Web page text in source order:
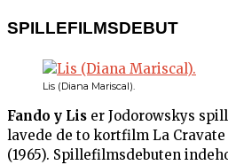
SPILLEFILMSDEBUT
Lis (Diana Mariscal).
Fando y Lis er Jodorowskys
lavede de to kortfilm La Cravate
(1965). Spillefilmsdebuten